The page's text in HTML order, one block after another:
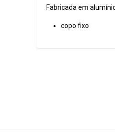
Fabricada em
copo fixo